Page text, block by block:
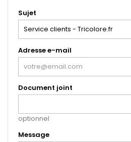
Sujet
Adresse e-mail
Document joint
optionnel
Message